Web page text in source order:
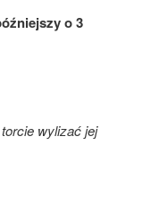
o 3
wylizać jej